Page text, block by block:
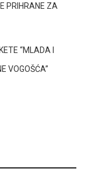
PRIHRANE ZA
“MLADA I
VOGOŠĆA”